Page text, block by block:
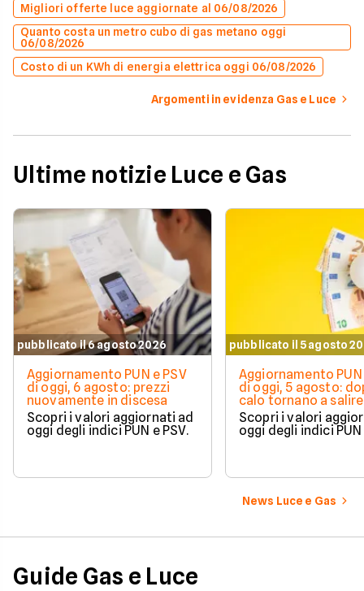
Migliori offerte luce aggiornate al 06/08/2026
Quanto costa un metro cubo di gas metano oggi
06/08/2026
Costo di un KWh di energia elettrica oggi 06/08/2026
Argomenti in evidenza Gas e Luce
Ultime notizie Luce e Gas
pubblicato il 6 agosto 2026
Aggiornamento PUN e PSV
di oggi, 6 agosto: prezzi
nuovamente in discesa
Scopri i valori aggiornati ad
oggi degli indici PUN e PSV.
pubblicato il 5 agosto
Aggiornamento PUN
di oggi, 5 agosto:
calo tornano a
Scopri i valori
oggi degli indici PUN
News Luce e Gas
Guide Gas e Luce